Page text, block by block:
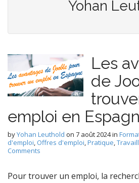
Yohan
Les
de
emploi en
byYohan Leuthold on 7 août 2024in
d'emploi, Offres d'emploi,Pratique,
Comments
Pour trouver un emploi, la